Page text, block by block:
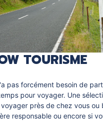
TOURISME
pas forcément besoin de
pour voyager. Une
près de chez vous ou
responsable ou encore si